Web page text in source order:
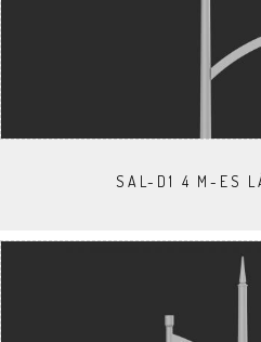
SAL-D1 4 M-ES